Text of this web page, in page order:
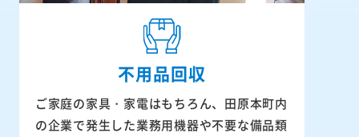
不用品回収
ご家庭の家具・家電はもちろん、田原本町内
の企業で発生した業務用機器や不要な備品類